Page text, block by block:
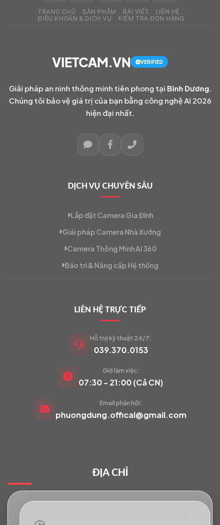
VIETCAM.VN
Đang trực tuyến
TRANG CHỦ SẢN PHẨM BÀI VIẾT
LIÊN HỆ
ĐIỀU KHOẢN & DỊCH VỤ
KIỂM TRA ĐƠN HÀNG
VIETCAM.VN VERIFIED
Giải pháp an ninh thông minh tiên phong tại Bình Dương
Chúng tôi bảo vệ giá trị của bạn bằng công nghệ AI 2026
hiện đại nhất.
DỊCH VỤ CHUYÊN SÂU
Lắp đặt Camera Gia Đình
Giải pháp Camera Nhà Xưởng
Camera Thông Minh AI 360
Bảo trì & Nâng cấp Hệ thống
LIÊN HỆ TRỰC TIẾP
Hỗ trợ kỹ thuật 24/7:
039.370.0153
Giờ làm việc:
07:30 - 21:00 (Cả CN)
Email phản hồi:
phuongdung.offical@gmail.com
ĐỊA CHỈ